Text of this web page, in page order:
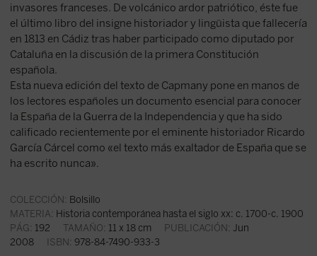
invasores franceses. De volcánico ardor patriótico, éste fue
el último libro del insigne historiador y lingüista que fallecería
en 1813 en Cádiz tras haber participado como diputado por
Cataluña en la discusión de la primera Constitución
española.
Esta nueva edición del texto de Capmany pone en manos de
los lectores españoles un documento esencial para conocer
la España de la Guerra de la Independencia y que ha sido
calificado recientemente por el eminente historiador Ricardo
García Cárcel como «el texto más exaltador de España que se
ha escrito nunca».
COLECCIÓN: Bolsillo
MATERIA: Historia contemporánea hasta el siglo xx: c. 1700-c. 1900
PÁG: 192 TAMAÑO: 11 x 18 cm PUBLICACIÓN: Jun
2008 ISBN: 978-84-7490-933-3